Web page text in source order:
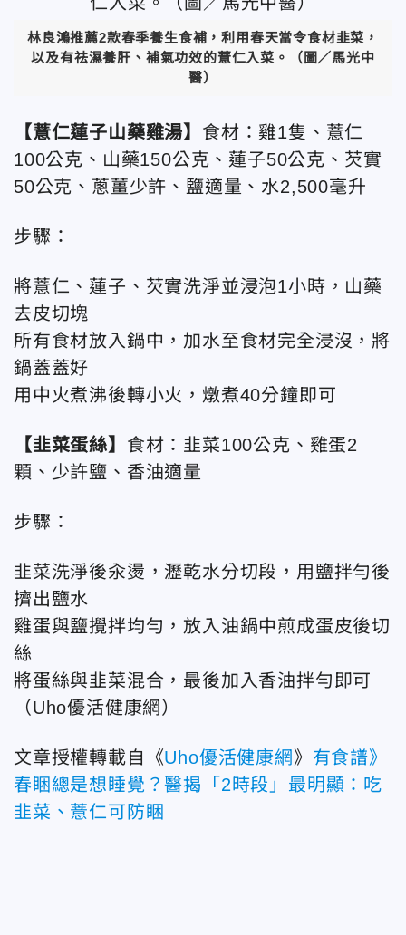
林良鴻推薦2款春季養生食補，利用春天當令食材韭菜，
以及有祛濕養肝、補氣功效的薏仁入菜。（圖／馬光中
醫）
【薏仁蓮子山藥雞湯】 食材：雞1隻、薏仁
100公克、山藥150公克、蓮子50公克、芡實
50公克、蔥薑少許、鹽適量、水2,500毫升
步驟：
將薏仁、蓮子、芡實洗淨並浸泡1小時，山藥
去皮切塊
所有食材放入鍋中，加水至食材完全浸沒，將
鍋蓋蓋好
用中火煮沸後轉小火，燉煮40分鐘即可
【韭菜蛋絲】 食材：韭菜100公克、雞蛋2
顆、少許鹽、香油適量
步驟：
韭菜洗淨後汆燙，瀝乾水分切段，用鹽拌勻後
擠出鹽水
雞蛋與鹽攪拌均勻，放入油鍋中煎成蛋皮後切
絲
將蛋絲與韭菜混合，最後加入香油拌勻即可
（Uho優活健康網 ）
文章授權轉載自《Uho優活健康網》 有食譜》
春睏總是想睡覺？醫揭「2時段」最明顯：吃
韭菜、薏仁可防睏